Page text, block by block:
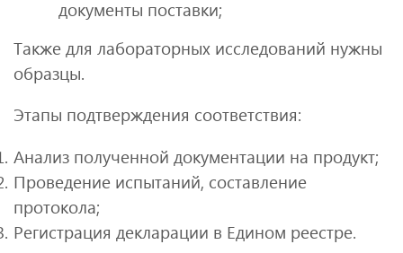
документы поставки;
Также для лабораторных исследований нужны
образцы.
Этапы подтверждения соответствия:
Анализ полученной документации на продукт;
Проведение испытаний, составление
протокола;
Регистрация декларации в Едином реестре.